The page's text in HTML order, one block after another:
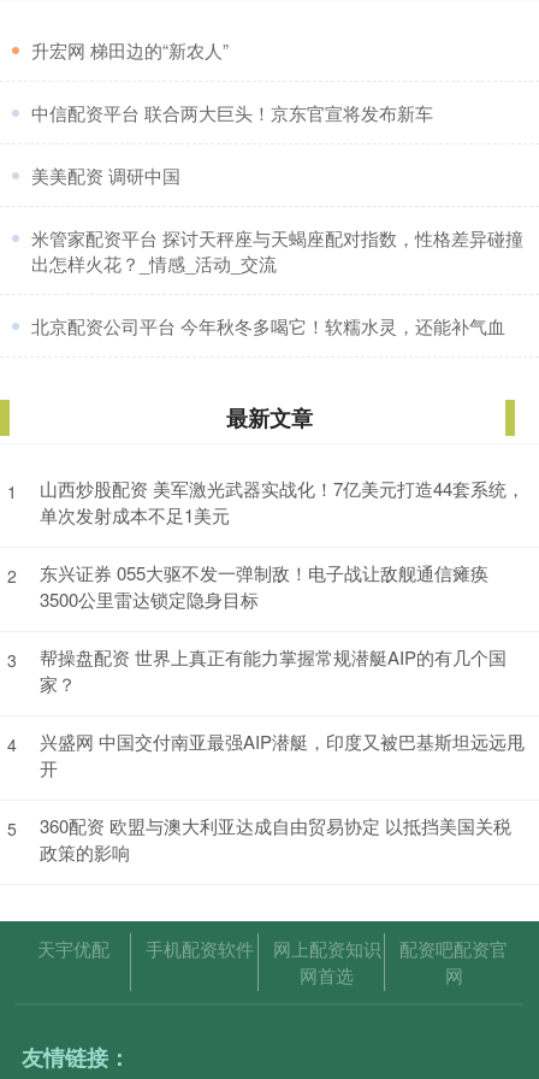
​升宏网 梯田边的“新农人”
​中信配资平台 联合两大巨头！京东官宣将发布新车
​美美配资 调研中国
​米管家配资平台 探讨天秤座与天蝎座配对指数，性格差异碰撞
出怎样火花？_情感_活动_交流
​北京配资公司平台 今年秋冬多喝它！软糯水灵，还能补气血
最新文章
1
山西炒股配资 美军激光武器实战化！7亿美元打造44套系统，
单次发射成本不足1美元
2
东兴证券 055大驱不发一弹制敌！电子战让敌舰通信瘫痪
3500公里雷达锁定隐身目标
3
帮操盘配资 世界上真正有能力掌握常规潜艇AIP的有几个国
家？
4
兴盛网 中国交付南亚最强AIP潜艇，印度又被巴基斯坦远远甩
开
5
360配资 欧盟与澳大利亚达成自由贸易协定 以抵挡美国关税
政策的影响
天宇优配 手机配资软件
网上配资知识
网首选
配资吧配资官
网
友情链接：